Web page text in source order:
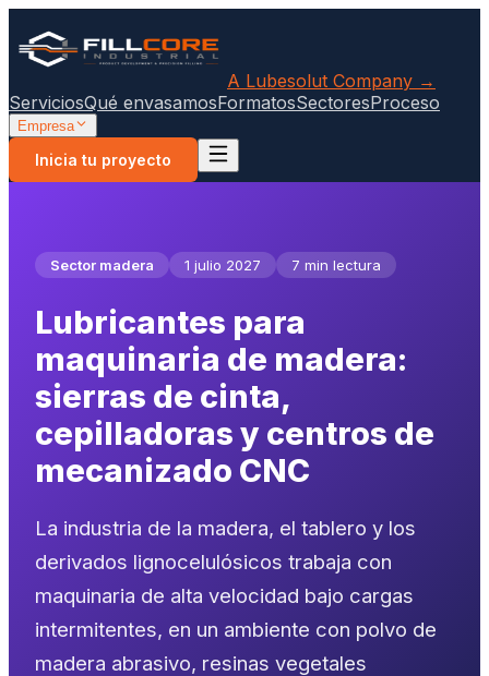
A Lubesolut Company →
ServiciosQué envasamosFormatosSectoresProceso
Empresa
Inicia tu proyecto
Sector madera 1 julio 2027 7 min lectura
Lubricantes para
maquinaria de madera:
sierras de cinta,
cepilladoras y centros de
mecanizado CNC
La industria de la madera, el tablero y los
derivados lignocelulósicos trabaja con
maquinaria de alta velocidad bajo cargas
intermitentes, en un ambiente con polvo de
madera abrasivo, resinas vegetales